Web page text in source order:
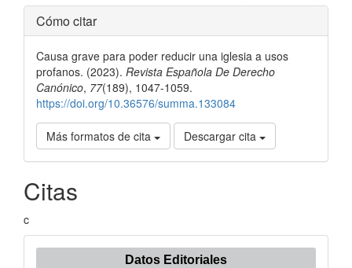
Detalles
del
artículo
Cómo citar
Causa grave para poder reducir una iglesia a usos
profanos. (2023). Revista Española De Derecho
Canónico, 77(189), 1047-1059.
https://doi.org/10.36576/summa.133084
Más formatos de cita Descargar cita
Citas
c
Datos Editoriales